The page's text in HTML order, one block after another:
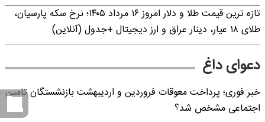
تازه ترین قیمت طلا و دلار امروز ۱۶ مرداد ۱۴۰۵؛ نرخ سکه پارسیان،
طلای ۱۸ عیار، دینار عراق و ارز دیجیتال +جدول (آنلاین)
دعوای داغ
خبر فوری؛ پرداخت معوقات فروردین و اردیبهشت بازنشستگان تامین
اجتماعی مشخص شد؟